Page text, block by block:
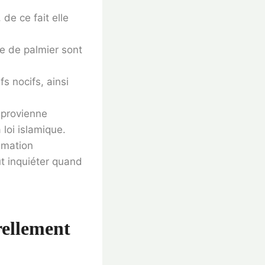
de ce fait elle
de palmier sont
nocifs, ainsi
islamique.
inquiéter quand